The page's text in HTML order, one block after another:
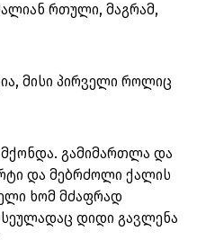
რთული, მაგრამ,
მისი პირველი როლიც
გამიმართლა და
და მებრძოლი ქალის
ხომ მძაფრად
დიდი გავლენა